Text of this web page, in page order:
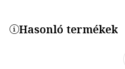
Hasonló termékek